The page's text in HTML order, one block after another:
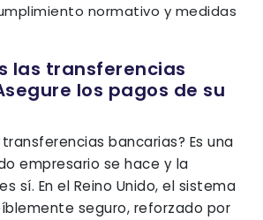
las transferencias
los pagos de su
bancarias? Es una
empresario se hace y la
sí. En el Reino Unido, el sistema
seguro, reforzado por